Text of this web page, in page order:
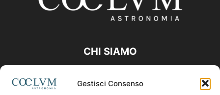
Gestisci Consenso
CHI SIAMO
Contattaci:coelumastro@coelum.com